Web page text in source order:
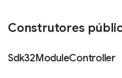
Construtores
Sdk32ModuleController